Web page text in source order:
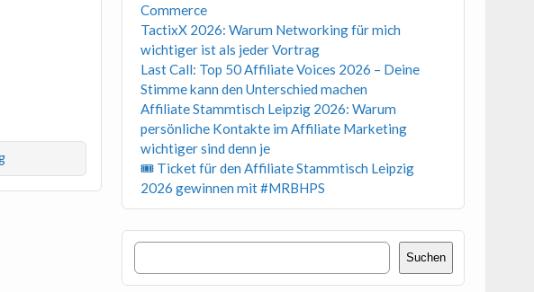
Commerce
TactixX 2026: Warum Networking für mich
wichtiger ist als jeder Vortrag
Last Call: Top 50 Affiliate Voices 2026 – Deine
Stimme kann den Unterschied machen
Affiliate Stammtisch Leipzig 2026: Warum
persönliche Kontakte im Affiliate Marketing
wichtiger sind denn je
🎟 Ticket für den Affiliate Stammtisch Leipzig
2026 gewinnen mit #MRBHPS
Suchen
Suchen